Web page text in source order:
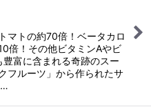
マトの約70倍！ベータカロ
倍！その他ビタミンAやビ
豊富に含まれる奇跡のスー
フルーツ」から作られたサ